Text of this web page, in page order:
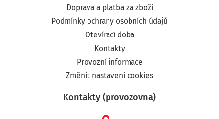
Doprava a platba za zboží
Podmínky ochrany osobních údajů
Otevírací doba
Kontakty
Provozní informace
Změnit nastavení cookies
Kontakty (provozovna)